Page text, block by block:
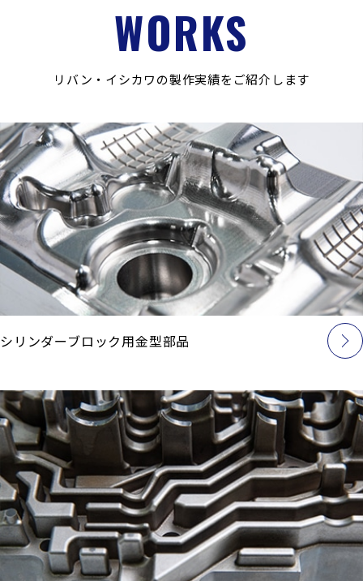
WORKS
リバン・イシカワの製作実績をご紹介します
シリンダーブロック用金型部品